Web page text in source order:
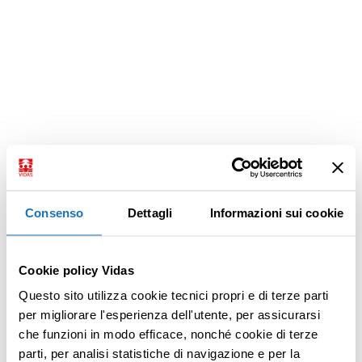
Consenso Dettagli Informazioni sui cookie
Cookie policy Vidas
Questo sito utilizza cookie tecnici propri e di terze parti
per migliorare l'esperienza dell'utente, per assicurarsi
che funzioni in modo efficace, nonché cookie di terze
parti, per analisi statistiche di navigazione e per la